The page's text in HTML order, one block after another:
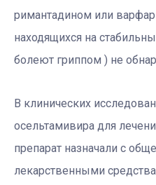
римантадином или
находящихся на
болеют гриппом ) не
В клинических
осельтамивира для
препарат назначали с
лекарственными